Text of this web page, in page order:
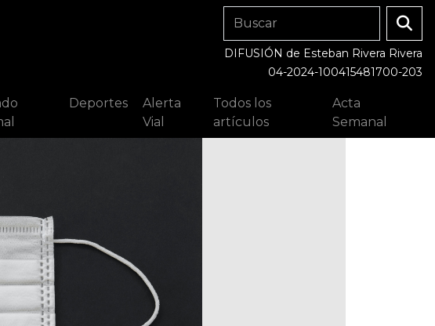
DIFUSIÓN de Esteban Rivera Rivera
04-2024-100415481700-203
Deportes
Alerta
Vial
Todos los
artículos
Acta
Semanal